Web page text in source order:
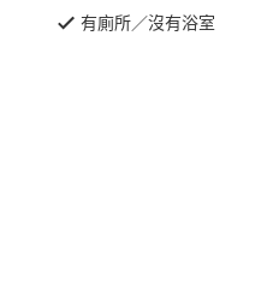
有廁所／沒有浴室